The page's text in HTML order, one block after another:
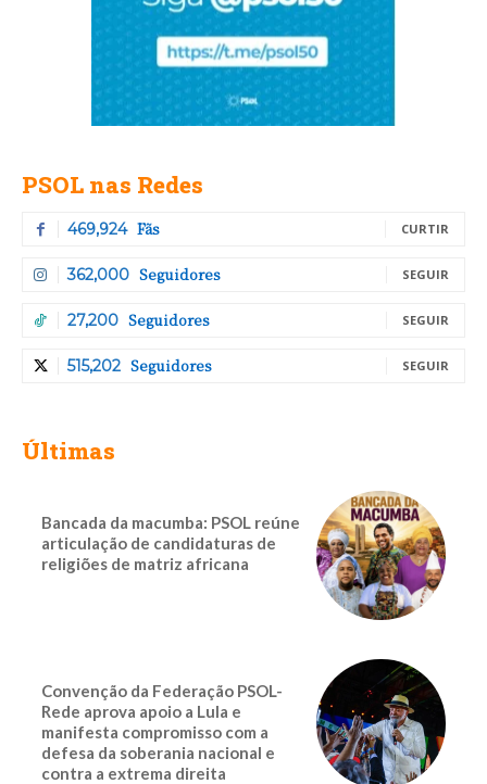
PSOL nas Redes
469,924 Fãs CURTIR
362,000 Seguidores SEGUIR
27,200 Seguidores SEGUIR
515,202 Seguidores SEGUIR
Últimas
Bancada da macumba: PSOL reúne
articulação de candidaturas de
religiões de matriz africana
Convenção da Federação PSOL-
Rede aprova apoio a Lula e
manifesta compromisso com a
defesa da soberania nacional e
contra a extrema direita